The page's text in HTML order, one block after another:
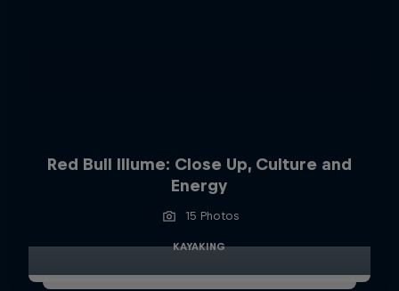
Red Bull Illume: Close Up, Culture and
Energy
15 Photos
KAYAKING